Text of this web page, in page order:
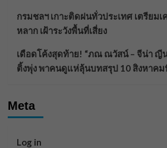
กรมชลฯ เกาะติดฝนทั่วประเทศ เตรียม
หลาก เฝ้าระวังพื้นที่เสี่ยง
เดือดโค้งสุดท้าย! “ภณ ณวัสน์ – จีน่า ญีน
ติ้งพุ่ง พาคนดูแห่ลุ้นบทสรุป 10 สิงหาคม
Meta
Log in